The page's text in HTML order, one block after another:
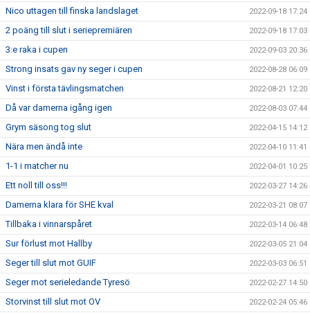
Nico uttagen till finska landslaget 2022-09-18 17:24
2 poäng till slut i seriepremiären 2022-09-18 17:03
3:e raka i cupen 2022-09-03 20:36
Strong insats gav ny seger i cupen 2022-08-28 06:09
Vinst i första tävlingsmatchen 2022-08-21 12:20
Då var damerna igång igen 2022-08-03 07:44
Grym säsong tog slut 2022-04-15 14:12
Nära men ändå inte 2022-04-10 11:41
1-1 i matcher nu 2022-04-01 10:25
Ett noll till oss!!! 2022-03-27 14:26
Damerna klara för SHE kval 2022-03-21 08:07
Tillbaka i vinnarspåret 2022-03-14 06:48
Sur förlust mot Hallby 2022-03-05 21:04
Seger till slut mot GUIF 2022-03-03 06:51
Seger mot serieledande Tyresö 2022-02-27 14:50
Storvinst till slut mot OV 2022-02-24 05:46